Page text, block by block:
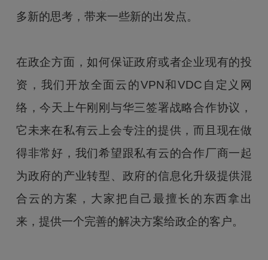
多新的思考，带来一些新的出发点。
在政企方面，如何保证政府或者企业现有的投
资，我们开放全面云的VPN和VDC自定义网
络，今天上午刚刚与华三签署战略合作协议，
它未来在私有云上会专注的提供，而且现在做
得非常好，我们希望跟私有云的合作厂商一起
为政府的产业转型、政府的信息化升级提供混
合云的方案，大家把自己最擅长的东西拿出
来，提供一个完善的解决方案给政企的客户。